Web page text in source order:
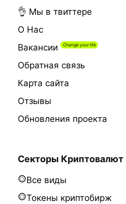
👌 Мы в твиттере
О Нас
Вакансии
Обратная связь
Карта сайта
Отзывы
Обновления проекта
Секторы Криптовалют
Все виды
Токены криптобирж